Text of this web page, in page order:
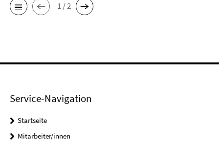
1 / 2
Service-Navigation
Startseite
Mitarbeiter/innen